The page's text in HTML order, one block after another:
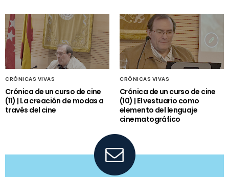
CRÓNICAS VIVAS
Crónica de un curso de cine
(11) | La creación de modas a
través del cine
CRÓNICAS VIVAS
Crónica de un curso de cine
(10) | El vestuario como
elemento del lenguaje
cinematográfico